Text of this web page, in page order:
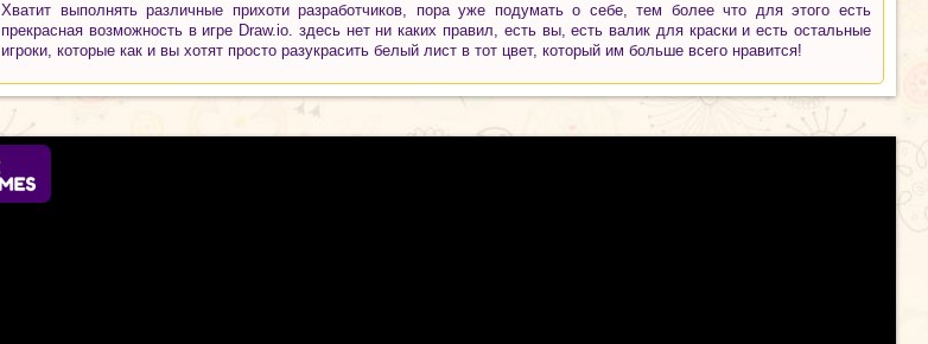
Хватит выполнять различные прихоти разработчиков, пора уже подумать о себе, тем более что для этого есть
прекрасная возможность в игре Draw.io. здесь нет ни каких правил, есть вы, есть валик для краски и есть остальные
игроки, которые как и вы хотят просто разукрасить белый лист в тот цвет, который им больше всего нравится!